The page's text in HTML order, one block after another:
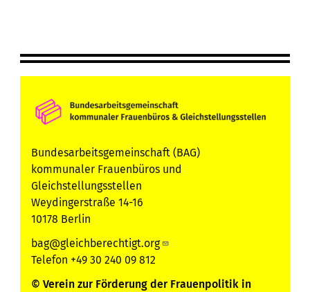
Bundesarbeitsgemeinschaft (BAG)
kommunaler Frauenbüros und
Gleichstellungsstellen
Weydingerstraße 14-16
10178 Berlin
bag@gleichberechtigt.org
Telefon +49 30 240 09 812
© Verein zur Förderung der Frauenpolitik in